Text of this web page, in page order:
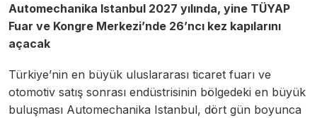
Automechanika Istanbul 2027 yılında, yine TÜYAP
Fuar ve Kongre Merkezi’nde 26’ncı kez kapılarını
açacak
Türkiye’nin en büyük uluslararası ticaret fuarı ve
otomotiv satış sonrası endüstrisinin bölgedeki en büyük
buluşması Automechanika Istanbul, dört gün boyunca